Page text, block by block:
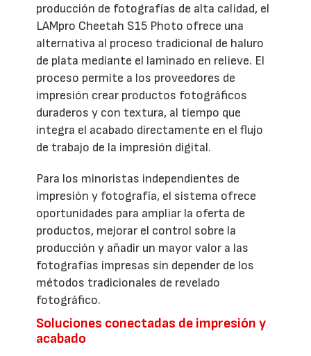
producción de fotografías de alta calidad, el
LAMpro Cheetah S15 Photo ofrece una
alternativa al proceso tradicional de haluro
de plata mediante el laminado en relieve. El
proceso permite a los proveedores de
impresión crear productos fotográficos
duraderos y con textura, al tiempo que
integra el acabado directamente en el flujo
de trabajo de la impresión digital.
Para los minoristas independientes de
impresión y fotografía, el sistema ofrece
oportunidades para ampliar la oferta de
productos, mejorar el control sobre la
producción y añadir un mayor valor a las
fotografías impresas sin depender de los
métodos tradicionales de revelado
fotográfico.
Soluciones conectadas de impresión y
acabado